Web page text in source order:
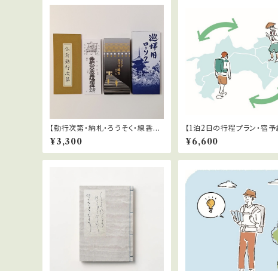
【勤行次第・納札・ろうそく・線香】
お遍路参拝用品セット
¥3,300
【1泊2日の行程プラン・宿予
行】お遍路行程計画サポート
¥6,600